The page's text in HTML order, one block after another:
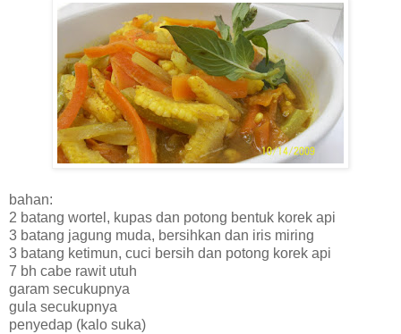
bahan:
2 batang wortel, kupas dan potong bentuk korek api
3 batang jagung muda, bersihkan dan iris miring
3 batang ketimun, cuci bersih dan potong korek api
7 bh cabe rawit utuh
garam secukupnya
gula secukupnya
penyedap (kalo suka)